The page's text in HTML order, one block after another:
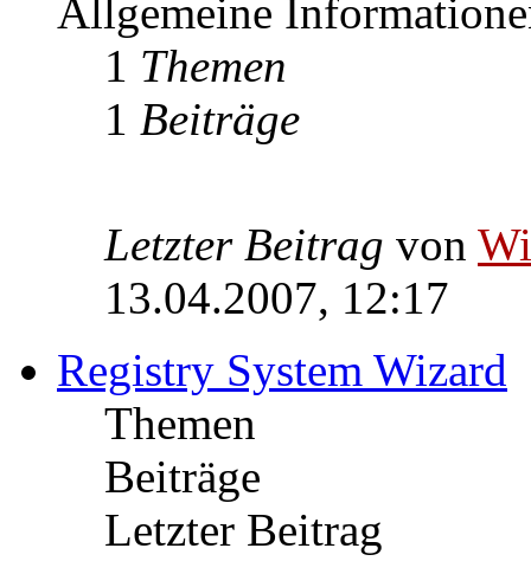
Allgemeine
1 Themen
1 Beiträge
Letzter Beitrag von
13.04.2007, 12:17
Registry System Wizard
Themen
Beiträge
Letzter Beitrag